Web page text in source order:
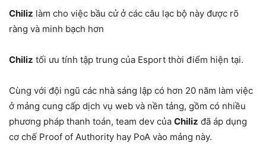
Chiliz làm cho việc bầu cử ở các câu lạc bộ này được rõ
ràng và minh bạch hơn
Chiliz tối ưu tính tập trung của Esport thời điểm hiện tại.
Cùng với đội ngũ các nhà sáng lập có hơn 20 năm làm việc
ở mảng cung cấp dịch vụ web và nền tảng, gồm có nhiều
phương pháp thanh toán, team dev của Chiliz đã áp dụng
cơ chế Proof of Authority hay PoA vào mảng này.